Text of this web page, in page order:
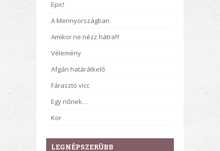
Epic!
A Mennyországban
Amikor ne nézz hátra!!!
Vélemény
Afgán határátkelő
Fárasztó vicc
Egy nőnek…
Kor
LEGNÉPSZERÜBB